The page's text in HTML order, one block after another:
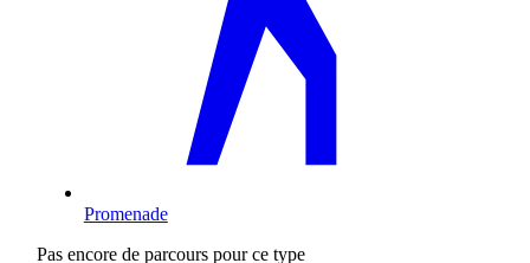
Promenade
Pas encore de parcours pour ce type